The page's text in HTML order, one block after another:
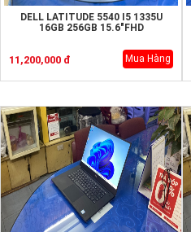
DELL LATITUDE 5540 I5 1335U
16GB 256GB 15.6"FHD
11,200,000 đ Mua Hàng